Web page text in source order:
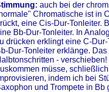
auch bei der
Chromatische ist in
eine Cis-Dur-Tonleiter.
Bb-Dur-Tonleiter. In
drücken erklingt eine C-
Dur-Tonleiter erklänge.
-
müsse,
indem ich bei
und Trompete in